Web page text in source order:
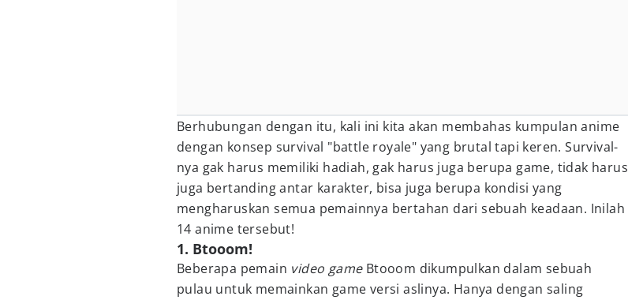
Berhubungan dengan itu, kali ini kita akan membahas kumpulan anime
dengan konsep survival "battle royale" yang brutal tapi keren. Survival-
nya gak harus memiliki hadiah, gak harus juga berupa game, tidak harus
juga bertanding antar karakter, bisa juga berupa kondisi yang
mengharuskan semua pemainnya bertahan dari sebuah keadaan. Inilah
14 anime tersebut!
1. Btooom!
Beberapa pemain video gameBtooom dikumpulkan dalam sebuah
pulau untuk memainkan game versi aslinya. Hanya dengan saling